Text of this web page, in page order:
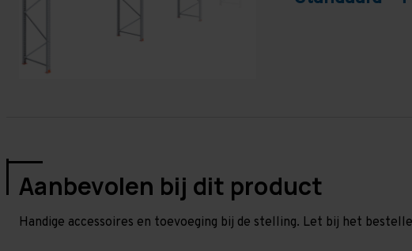
Aanbevolen bij dit product
Handige accessoires en toevoeging bij de stelling. Let bij het